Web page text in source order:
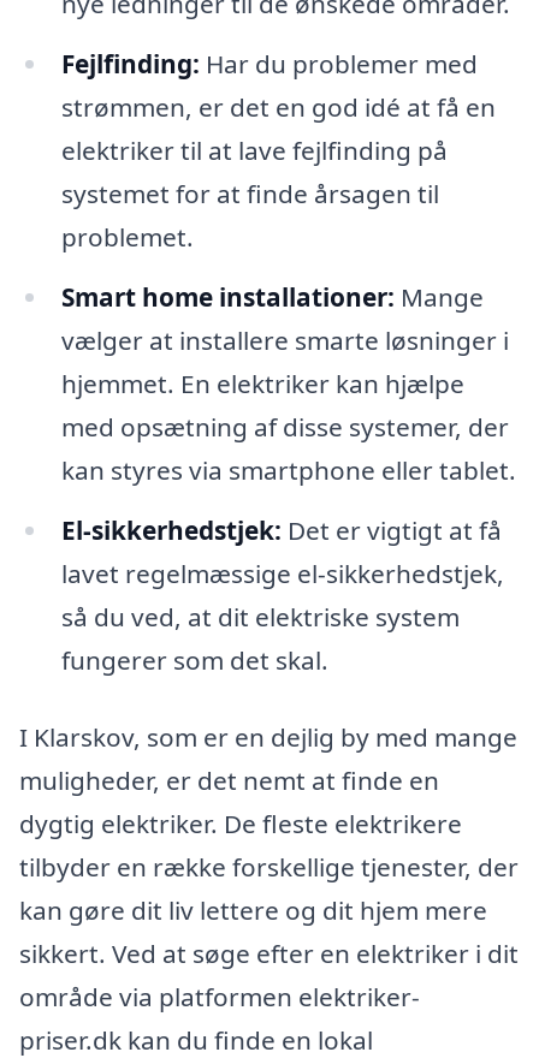
Fejlfinding: Har du problemer med
strømmen, er det en god idé at få en
elektriker til at lave fejlfinding på
systemet for at finde årsagen til
problemet.
Smart home installationer: Mange
vælger at installere smarte løsninger i
hjemmet. En elektriker kan hjælpe
med opsætning af disse systemer, der
kan styres via smartphone eller tablet.
El-sikkerhedstjek: Det er vigtigt at få
lavet regelmæssige el-sikkerhedstjek,
så du ved, at dit elektriske system
fungerer som det skal.
I Klarskov, som er en dejlig by med mange
muligheder, er det nemt at finde en
dygtig elektriker. De fleste elektrikere
tilbyder en række forskellige tjenester, der
kan gøre dit liv lettere og dit hjem mere
sikkert. Ved at søge efter en elektriker i dit
område via platformen elektriker-
priser.dk kan du finde en lokal